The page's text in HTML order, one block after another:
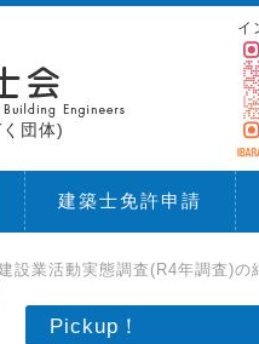
団体)
イ
建築士免許申請
建設業活動実態調査(R4年調査)の
Pickup！